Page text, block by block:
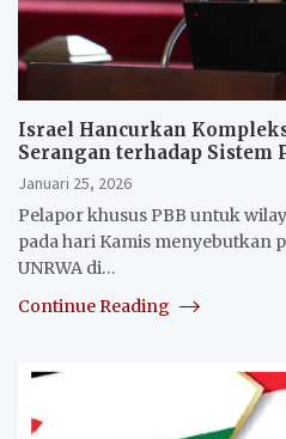
Israel Hancurkan
Serangan terhadap Sistem
Januari 25, 2026
Pelapor khusus PBB untuk
pada hari Kamis menyebutkan
UNRWA di…
Continue Reading